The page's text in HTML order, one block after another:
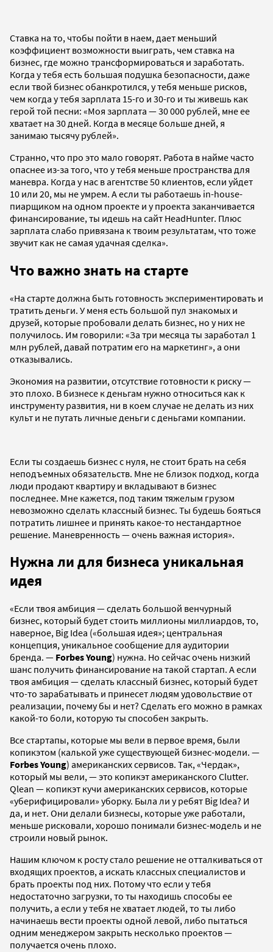
Ставка на то, чтобы пойти в наем, дает меньший
коэффициент возможности выиграть, чем ставка на
бизнес, где можно трансформироваться и заработать.
Когда у тебя есть большая подушка безопасности, даже
если твой бизнес обанкротился, у тебя меньше рисков,
чем когда у тебя зарплата 15-го и 30-го и ты живешь как
герой той песни: «Моя зарплата — 30 000 рублей, мне ее
хватает на 30 дней. Когда в месяце больше дней, я
занимаю тысячу рублей».
Странно, что про это мало говорят. Работа в найме часто
опаснее из-за того, что у тебя меньше пространства для
маневра. Когда у нас в агентстве 50 клиентов, если уйдет
10 или 20, мы не умрем. А если ты работаешь in-house-
пиарщиком на одном проекте и у проекта заканчивается
финансирование, ты идешь на сайт HeadHunter. Плюс
зарплата слабо привязана к твоим результатам, что тоже
звучит как не самая удачная сделка».
Что важно знать на старте
«На старте должна быть готовность экспериментировать и
тратить деньги. У меня есть большой пул знакомых и
друзей, которые пробовали делать бизнес, но у них не
получилось. Им говорили: «За три месяца ты заработал 1
млн рублей, давай потратим его на маркетинг», а они
отказывались.
Экономия на развитии, отсутствие готовности к риску —
это плохо. В бизнесе к деньгам нужно относиться как к
инструменту развития, ни в коем случае не делать из них
культ и не путать личные деньги с деньгами компании.
Если ты создаешь бизнес с нуля, не стоит брать на себя
неподъемных обязательств. Мне не близок подход, когда
люди продают квартиру и вкладывают в бизнес
последнее. Мне кажется, под таким тяжелым грузом
невозможно сделать классный бизнес. Ты будешь бояться
потратить лишнее и принять какое-то нестандартное
решение. Маневренность — очень важная история».
Нужна ли для бизнеса уникальная
идея
«Если твоя амбиция — сделать большой венчурный
бизнес, который будет стоить миллионы миллиардов, то,
наверное, Big Idea («большая идея»; центральная
концепция, уникальное сообщение для аудитории
бренда. — Forbes Young) нужна. Но сейчас очень низкий
шанс получить финансирование на такой стартап. А если
твоя амбиция — сделать классный бизнес, который будет
что-то зарабатывать и принесет людям удовольствие от
реализации, почему бы и нет? Сделать его можно в рамках
какой-то боли, которую ты способен закрыть.
Все стартапы, которые мы вели в первое время, были
копикэтом (калькой уже существующей бизнес-модели. —
Forbes Young) американских сервисов. Так, «Чердак»,
который мы вели, — это копикэт американского Clutter.
Qlean — копикэт кучи американских сервисов, которые
«уберифицировали» уборку. Была ли у ребят Big Idea? И
да, и нет. Они делали бизнесы, которые уже работали,
меньше рисковали, хорошо понимали бизнес-модель и не
строили новый рынок.
Нашим ключом к росту стало решение не отталкиваться от
входящих проектов, а искать классных специалистов и
брать проекты под них. Потому что если у тебя
недостаточно загрузки, то ты находишь способы ее
получить, а если у тебя не хватает людей, то ты либо
начинаешь вести проекты одной левой, либо пытаться
одним менеджером закрыть несколько проектов —
получается очень плохо.